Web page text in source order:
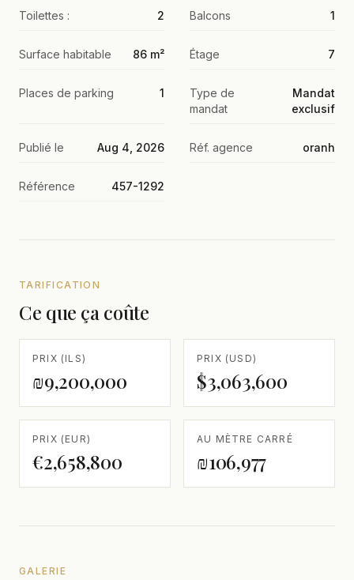
Toilettes : 2 Balcons 1
Surface habitable 86 m² Étage 7
Places de parking 1
Type de
mandat
Mandat
exclusif
Publié le Aug 4, 2026 Réf. agence oranh
Référence 457-1292
TARIFICATION
Ce que ça coûte
PRIX (ILS)
₪9,200,000
PRIX (USD)
$3,063,600
PRIX (EUR)
€2,658,800
AU MÈTRE CARRÉ
₪106,977
GALERIE